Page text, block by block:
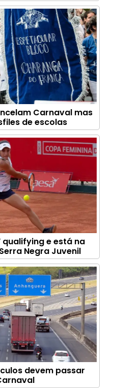
Carnaval mas
de escolas
qualifying e está na
Negra Juvenil
devem passar